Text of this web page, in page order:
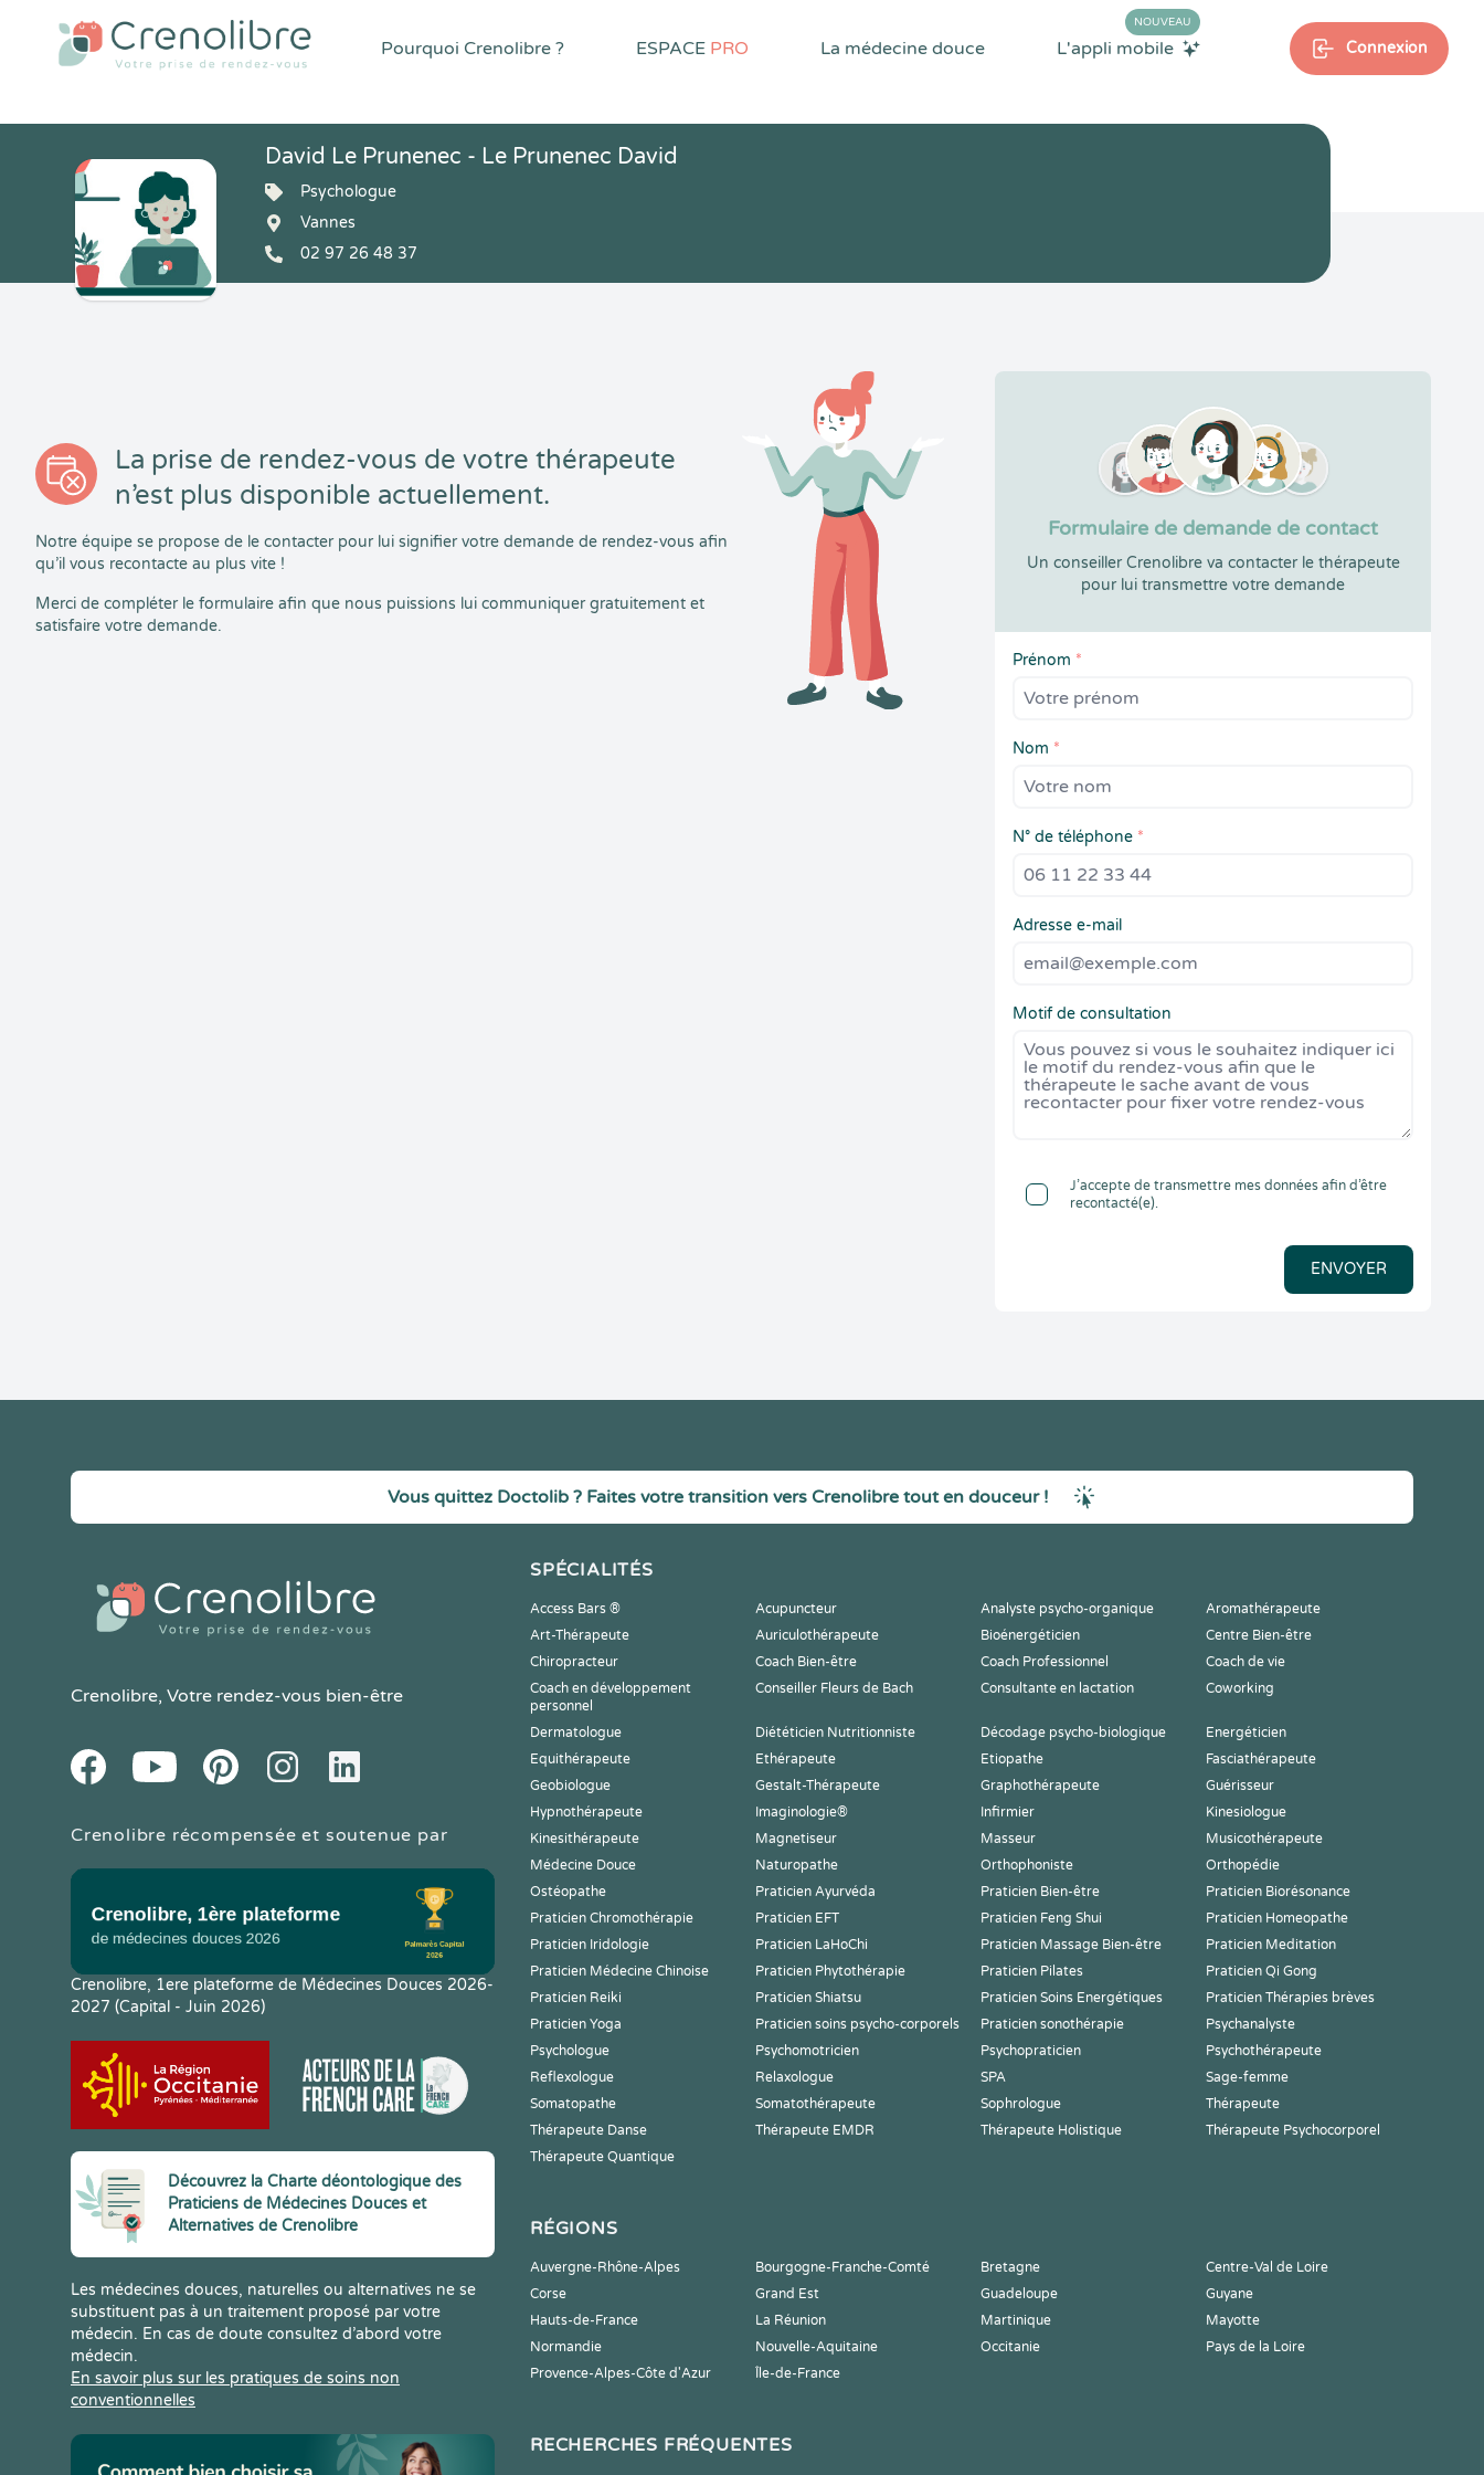
Pourquoi Crenolibre ? ESPACE PRO La médecine douce L'appli mobile
NOUVEAU
Connexion
David Le Prunenec - Le Prunenec David
Psychologue
Vannes
02 97 26 48 37
La prise de rendez-vous de votre thérapeute
n’est plus disponible actuellement.
Notre équipe se propose de le contacter pour lui signifier votre demande de rendez-vous afin
qu’il vous recontacte au plus vite !
Merci de compléter le formulaire afin que nous puissions lui communiquer gratuitement et
satisfaire votre demande.
Formulaire de demande de contact
Un conseiller Crenolibre va contacter le thérapeute
pour lui transmettre votre demande
Prénom *
Nom *
N° de téléphone *
Adresse e-mail
Motif de consultation
J’accepte de transmettre mes données afin d’être
recontacté(e).
ENVOYER
Vous quittez Doctolib ? Faites votre transition vers Crenolibre tout en douceur !
Crenolibre, Votre rendez-vous bien-être
FacebookYoutube PinteresetInstagramLinkedIn
Crenolibre récompensée et soutenue par
Crenolibre, 1ere plateforme de Médecines Douces 2026-
2027 (Capital - Juin 2026)
Découvrez la Charte déontologique des
Praticiens de Médecines Douces et
Alternatives de Crenolibre
Les médecines douces, naturelles ou alternatives ne se
substituent pas à un traitement proposé par votre
médecin. En cas de doute consultez d’abord votre
médecin.
En savoir plus sur les pratiques de soins non
conventionnelles
SPÉCIALITÉS
Access Bars ® Acupuncteur Analyste psycho-organique
Aromathérapeute
Art-Thérapeute
Auriculothérapeute Bioénergéticien
Centre Bien-être
Chiropracteur
Coach Bien-être Coach Professionnel
Coach de vie
Coach en développement
personnel
Conseiller Fleurs de Bach Consultante en lactation Coworking
Dermatologue Diététicien Nutritionniste Décodage psycho-biologique
Energéticien
Equithérapeute
Ethérapeute Etiopathe
Fasciathérapeute
Geobiologue
Gestalt-Thérapeute Graphothérapeute
Guérisseur
Hypnothérapeute
Imaginologie® Infirmier
Kinesiologue
Kinesithérapeute
Magnetiseur Masseur
Musicothérapeute
Médecine Douce
Naturopathe Orthophoniste
Orthopédie
Ostéopathe
Praticien Ayurvéda Praticien Bien-être
Praticien Biorésonance
Praticien Chromothérapie
Praticien EFT Praticien Feng Shui
Praticien Homeopathe
Praticien Iridologie
Praticien LaHoChi Praticien Massage Bien-être
Praticien Meditation
Praticien Médecine Chinoise
Praticien Phytothérapie Praticien Pilates
Praticien Qi Gong
Praticien Reiki
Praticien Shiatsu Praticien Soins Energétiques
Praticien Thérapies brèves
Praticien Yoga
Praticien soins psycho-corporels Praticien sonothérapie
Psychanalyste
Psychologue
Psychomotricien Psychopraticien
Psychothérapeute
Reflexologue
Relaxologue SPA
Sage-femme
Somatopathe
Somatothérapeute Sophrologue
Thérapeute
Thérapeute Danse
Thérapeute EMDR Thérapeute Holistique
Thérapeute Psychocorporel
Thérapeute Quantique
RÉGIONS
Auvergne-Rhône-Alpes Bourgogne-Franche-Comté Bretagne
Centre-Val de Loire
Corse
Grand Est Guadeloupe
Guyane
Hauts-de-France
La Réunion Martinique
Mayotte
Normandie
Nouvelle-Aquitaine Occitanie
Pays de la Loire
Provence-Alpes-Côte d'Azur
Île-de-France
RECHERCHES FRÉQUENTES